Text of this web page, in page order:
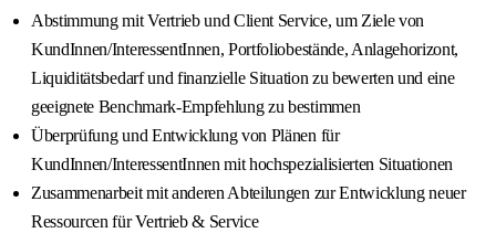
Abstimmung mit Vertrieb und Client Service, um Ziele von
KundInnen/InteressentInnen, Portfoliobestände, Anlagehorizont,
Liquiditätsbedarf und finanzielle Situation zu bewerten und eine
geeignete Benchmark-Empfehlung zu bestimmen
Überprüfung und Entwicklung von Plänen für
KundInnen/InteressentInnen mit hochspezialisierten Situationen
Zusammenarbeit mit anderen Abteilungen zur Entwicklung neuer
Ressourcen für Vertrieb & Service